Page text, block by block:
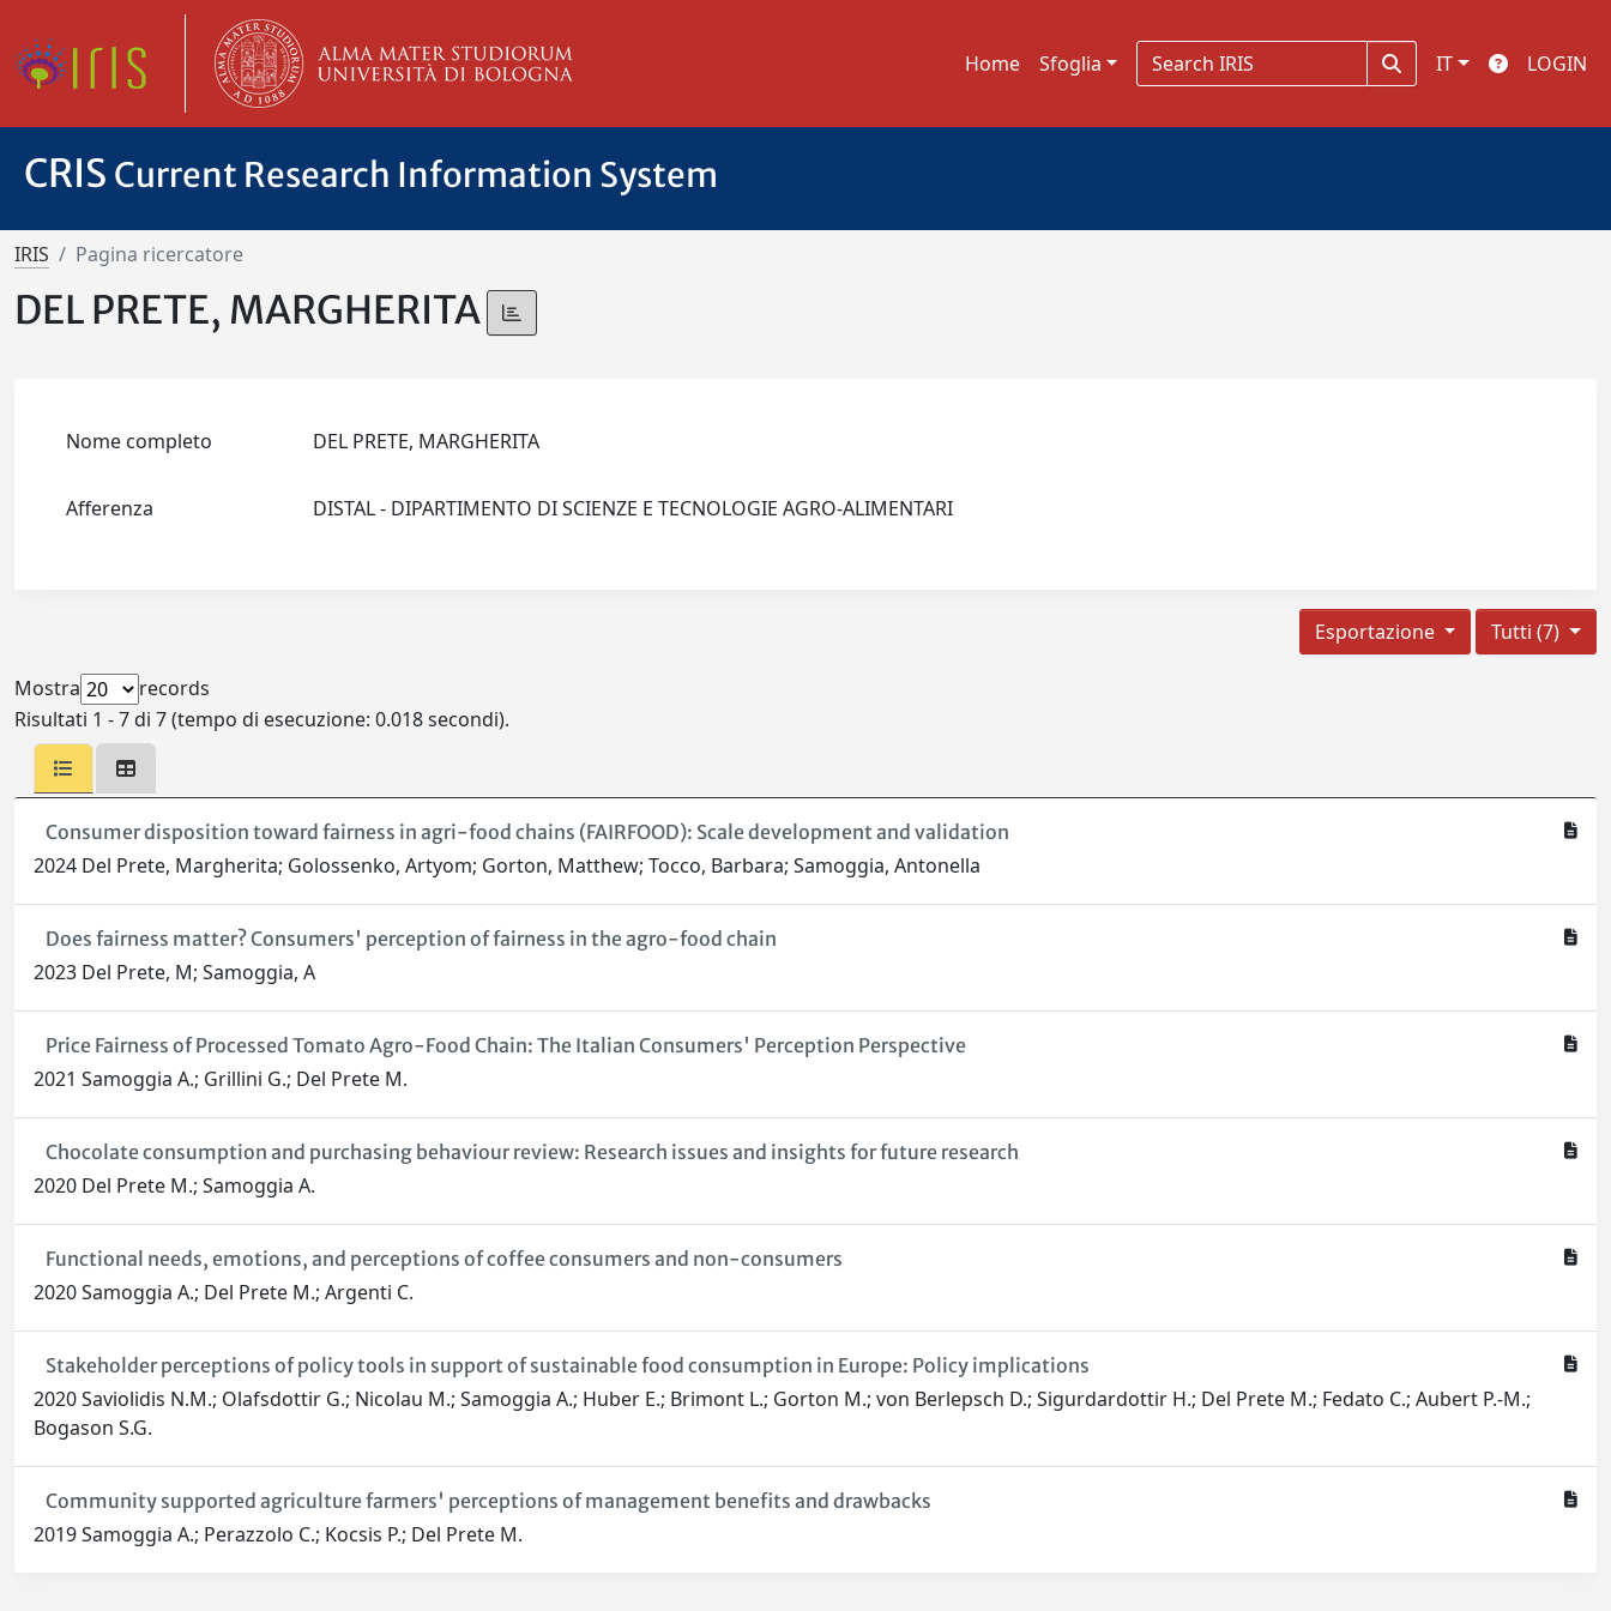
Home Sfoglia IT LOGIN
CRIS Current Research Information System
IRIS Pagina ricercatore
DEL PRETE, MARGHERITA
Nome completo DEL PRETE, MARGHERITA
Afferenza DISTAL - DIPARTIMENTO DI SCIENZE E TECNOLOGIE AGRO-ALIMENTARI
Tutti (7)
Esportazione
Mostra
records
Risultati 1 - 7 di 7 (tempo di esecuzione: 0.018 secondi).
Consumer disposition toward fairness in agri-food chains (FAIRFOOD): Scale development and validation
2024 Del Prete, Margherita; Golossenko, Artyom; Gorton, Matthew; Tocco, Barbara; Samoggia, Antonella
Does fairness matter? Consumers' perception of fairness in the agro-food chain
2023 Del Prete, M; Samoggia, A
Price Fairness of Processed Tomato Agro-Food Chain: The Italian Consumers' Perception Perspective
2021 Samoggia A.; Grillini G.; Del Prete M.
Chocolate consumption and purchasing behaviour review: Research issues and insights for future research
2020 Del Prete M.; Samoggia A.
Functional needs, emotions, and perceptions of coffee consumers and non-consumers
2020 Samoggia A.; Del Prete M.; Argenti C.
Stakeholder perceptions of policy tools in support of sustainable food consumption in Europe: Policy implications
2020 Saviolidis N.M.; Olafsdottir G.; Nicolau M.; Samoggia A.; Huber E.; Brimont L.; Gorton M.; von Berlepsch D.; Sigurdardottir H.; Del Prete M.; Fedato C.; Aubert P.-M.;
Bogason S.G.
Community supported agriculture farmers' perceptions of management benefits and drawbacks
2019 Samoggia A.; Perazzolo C.; Kocsis P.; Del Prete M.